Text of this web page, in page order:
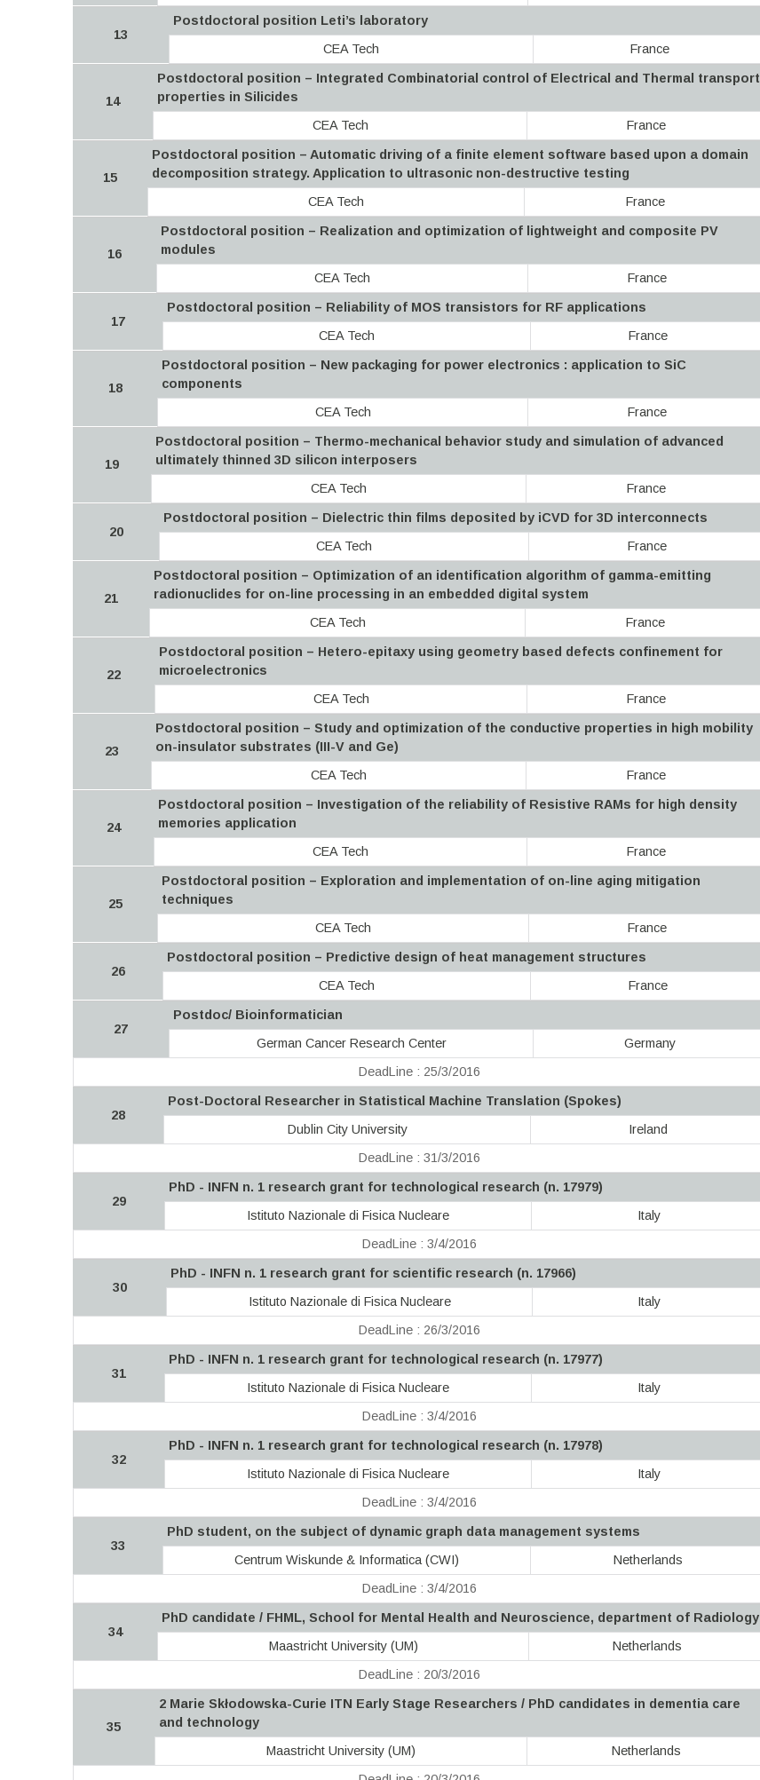
13
Postdoctoral position Leti’s laboratory
CEA Tech
France
14
Postdoctoral position – Integrated Combinatorial control of Electrical and Thermal transport
properties in Silicides
CEA Tech
France
15
Postdoctoral position – Automatic driving of a finite element software based upon a domain
decomposition strategy. Application to ultrasonic non-destructive testing
CEA Tech
France
16
Postdoctoral position – Realization and optimization of lightweight and composite PV
modules
CEA Tech
France
17
Postdoctoral position – Reliability of MOS transistors for RF applications
CEA Tech
France
18
Postdoctoral position – New packaging for power electronics : application to SiC
components
CEA Tech
France
19
Postdoctoral position – Thermo-mechanical behavior study and simulation of advanced
ultimately thinned 3D silicon interposers
CEA Tech
France
20
Postdoctoral position – Dielectric thin films deposited by iCVD for 3D interconnects
CEA Tech
France
21
Postdoctoral position – Optimization of an identification algorithm of gamma-emitting
radionuclides for on-line processing in an embedded digital system
CEA Tech
France
22
Postdoctoral position – Hetero-epitaxy using geometry based defects confinement for
microelectronics
CEA Tech
France
23
Postdoctoral position – Study and optimization of the conductive properties in high mobility
on-insulator substrates (III-V and Ge)
CEA Tech
France
24
Postdoctoral position – Investigation of the reliability of Resistive RAMs for high density
memories application
CEA Tech
France
25
Postdoctoral position – Exploration and implementation of on-line aging mitigation
techniques
CEA Tech
France
26
Postdoctoral position – Predictive design of heat management structures
CEA Tech
France
27
Postdoc/ Bioinformatician
German Cancer Research Center
Germany
DeadLine : 25/3/2016
28
Post-Doctoral Researcher in Statistical Machine Translation (Spokes)
Dublin City University
Ireland
DeadLine : 31/3/2016
29
PhD - INFN n. 1 research grant for technological research (n. 17979)
Istituto Nazionale di Fisica Nucleare
Italy
DeadLine : 3/4/2016
30
PhD - INFN n. 1 research grant for scientific research (n. 17966)
Istituto Nazionale di Fisica Nucleare
Italy
DeadLine : 26/3/2016
31
PhD - INFN n. 1 research grant for technological research (n. 17977)
Istituto Nazionale di Fisica Nucleare
Italy
DeadLine : 3/4/2016
32
PhD - INFN n. 1 research grant for technological research (n. 17978)
Istituto Nazionale di Fisica Nucleare
Italy
DeadLine : 3/4/2016
33
PhD student, on the subject of dynamic graph data management systems
Centrum Wiskunde & Informatica (CWI)
Netherlands
DeadLine : 3/4/2016
34
PhD candidate / FHML, School for Mental Health and Neuroscience, department of Radiology
Maastricht University (UM)
Netherlands
DeadLine : 20/3/2016
35
2 Marie Skłodowska-Curie ITN Early Stage Researchers / PhD candidates in dementia care
and technology
Maastricht University (UM)
Netherlands